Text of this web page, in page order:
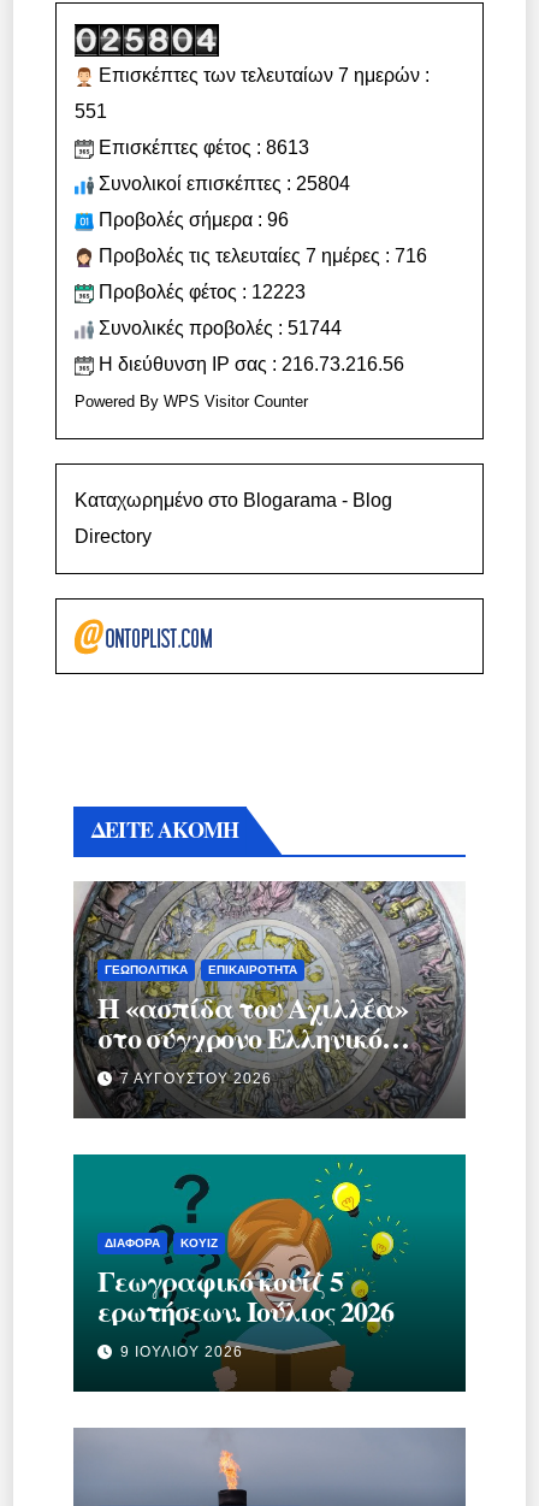
Επισκέπτες των τελευταίων 7 ημερών :
551
Επισκέπτες φέτος : 8613
Συνολικοί επισκέπτες : 25804
Προβολές σήμερα : 96
Προβολές τις τελευταίες 7 ημέρες : 716
Προβολές φέτος : 12223
Συνολικές προβολές : 51744
Η διεύθυνση IP σας : 216.73.216.56
Powered ByWPS Visitor Counter
Καταχωρημένο στο Blogarama - Blog
Directory
ΔΕΙΤΕ ΑΚΟΜΗ
ΓΕΩΠΟΛΙΤΙΚΆ ΕΠΙΚΑΙΡΌΤΗΤΑ
Η «ασπίδα του Αχιλλέα»
στο σύγχρονο Ελληνικό
κράτος.
7 ΑΥΓΟΎΣΤΟΥ 2026
ΔΙΆΦΟΡΑ ΚΟΥΊΖ
Γεωγραφικό κουίζ 5
ερωτήσεων. Ιούλιος 2026
9 ΙΟΥΛΊΟΥ 2026